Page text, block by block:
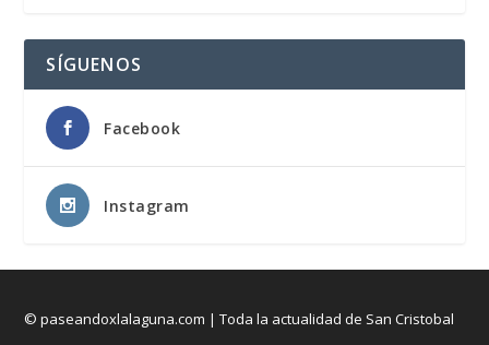
SÍGUENOS
Facebook
Instagram
© paseandoxlalaguna.com | Toda la actualidad de San Cristobal